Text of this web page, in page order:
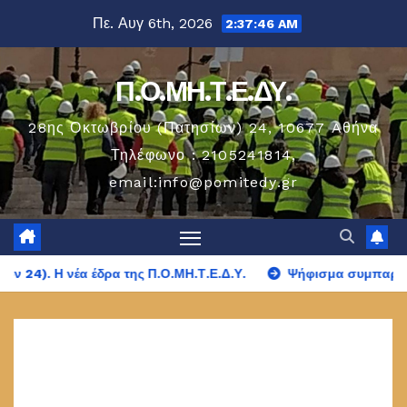
περιεχόμενο
Πε. Αυγ 6th, 2026 2:37:47 AM
Π.Ο.ΜΗ.Τ.Ε.ΔΥ.
28ης Οκτωβρίου (Πατησίων) 24, 10677 Aθήνα
Τηλέφωνο : 2105241814,
email:info@pomitedy.gr
Η νέα έδρα της Π.Ο.ΜΗ.Τ.Ε.Δ.Υ. Ψήφισμα